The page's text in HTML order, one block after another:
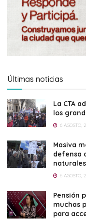
Últimas noticias
La CTA
los
6 AGOSTO,
Masiva
defensa
naturales
6 AGOSTO,
Pensión
muchas
para